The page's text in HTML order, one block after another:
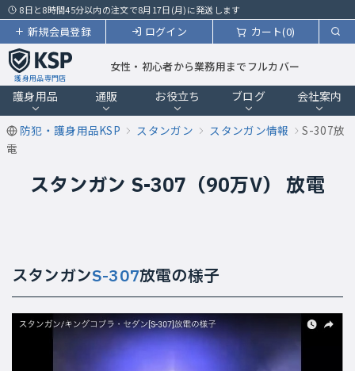
8日と8時間45分以内の注文で8月17日(月)に発送します
カート(0)
ログイン
新規会員登録
護身用品専門店
女性・初心者から業務用までフルカバー
護身用品 通販 お役立ち ブログ 会社案内
防犯・護身用品KSP スタンガン スタンガン情報
S-307放
電
スタンガン S-307（90万V） 放電
スタンガンS-307放電の様子